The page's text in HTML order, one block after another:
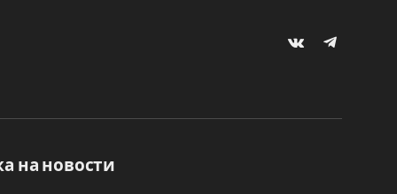
VKontakteTelegram
на новости